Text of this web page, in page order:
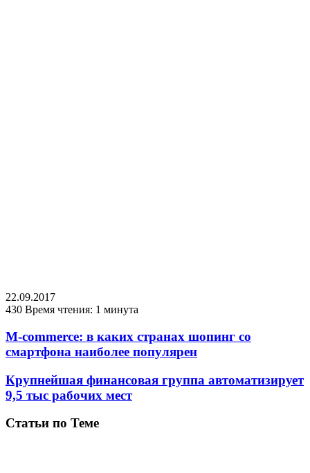
22.09.2017
430 Время чтения: 1 минута
M-commerce: в каких странах шопинг со
смартфона наиболее популярен
Крупнейшая финансовая группа автоматизирует
9,5 тыс рабочих мест
Статьи по Теме